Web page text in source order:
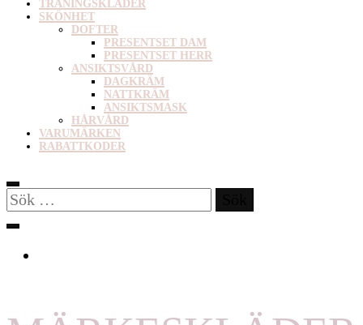
TRÄNINGSKLÄDER
SKÖNHET
DOFTER
PRESENTSET DAM
PRESENTSET HERR
ANSIKTSVÅRD
DAGKRÄM
NATTKRÄM
ANSIKTSMASK
HÅRVÅRD
VARUMÄRKEN
RABATTKODER
Sök
efter: